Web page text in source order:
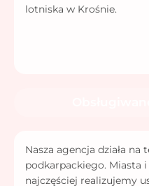
lotniska w Krośnie.
Nasza agencja działa na
podkarpackiego. Miasta
najczęściej realizujemy